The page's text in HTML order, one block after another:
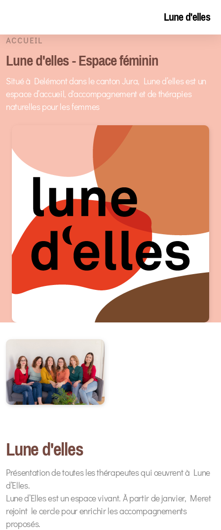
Lune d'elles
ACCUEIL
Lune d'elles - Espace féminin
Situé à Delémont dans le canton Jura, Lune d’elles est un
espace d’accueil, d'accompagnement et de thérapies
naturelles pour les femmes
Lune d'elles
Présentation de toutes les thérapeutes qui œuvrent à Lune
d’Elles.
Lune d’Elles est un espace vivant. À partir de janvier, Meret
rejoint le cercle pour enrichir les accompagnements
proposés.